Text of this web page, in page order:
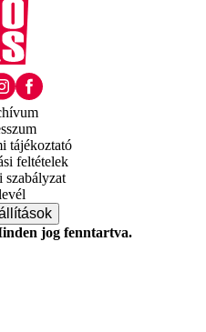
tájékoztató
feltételek
szabályzat
jog fenntartva.